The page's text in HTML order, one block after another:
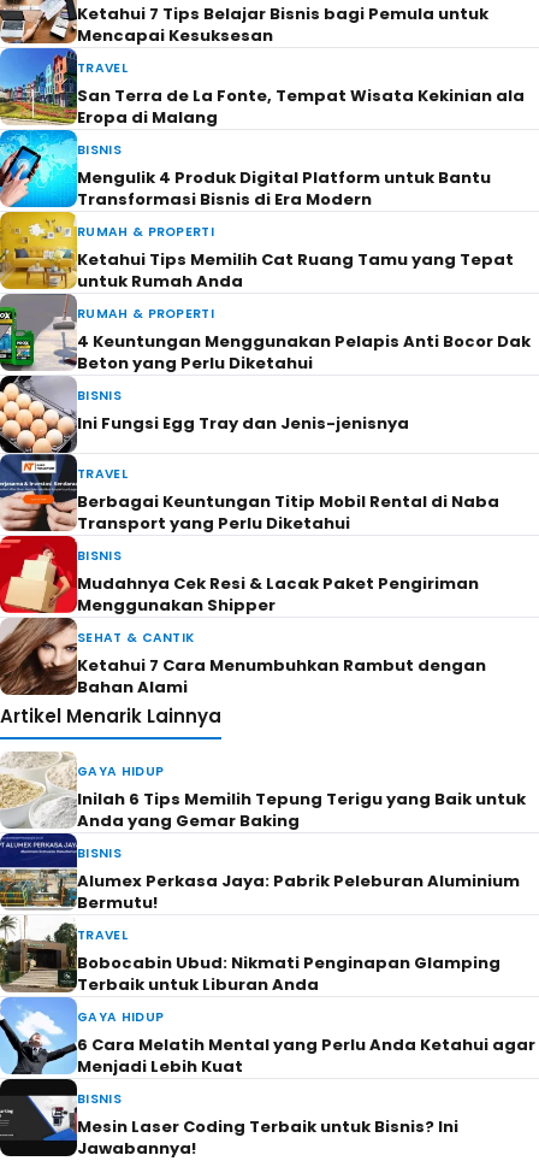
Ketahui 7 Tips Belajar Bisnis bagi Pemula untuk
Mencapai Kesuksesan
TRAVEL
San Terra de La Fonte, Tempat Wisata Kekinian ala
Eropa di Malang
BISNIS
Mengulik 4 Produk Digital Platform untuk Bantu
Transformasi Bisnis di Era Modern
RUMAH & PROPERTI
Ketahui Tips Memilih Cat Ruang Tamu yang Tepat
untuk Rumah Anda
RUMAH & PROPERTI
4 Keuntungan Menggunakan Pelapis Anti Bocor Dak
Beton yang Perlu Diketahui
BISNIS
Ini Fungsi Egg Tray dan Jenis-jenisnya
TRAVEL
Berbagai Keuntungan Titip Mobil Rental di Naba
Transport yang Perlu Diketahui
BISNIS
Mudahnya Cek Resi & Lacak Paket Pengiriman
Menggunakan Shipper
SEHAT & CANTIK
Ketahui 7 Cara Menumbuhkan Rambut dengan
Bahan Alami
Artikel Menarik Lainnya
GAYA HIDUP
Inilah 6 Tips Memilih Tepung Terigu yang Baik untuk
Anda yang Gemar Baking
BISNIS
Alumex Perkasa Jaya: Pabrik Peleburan Aluminium
Bermutu!
TRAVEL
Bobocabin Ubud: Nikmati Penginapan Glamping
Terbaik untuk Liburan Anda
GAYA HIDUP
6 Cara Melatih Mental yang Perlu Anda Ketahui agar
Menjadi Lebih Kuat
BISNIS
Mesin Laser Coding Terbaik untuk Bisnis? Ini
Jawabannya!